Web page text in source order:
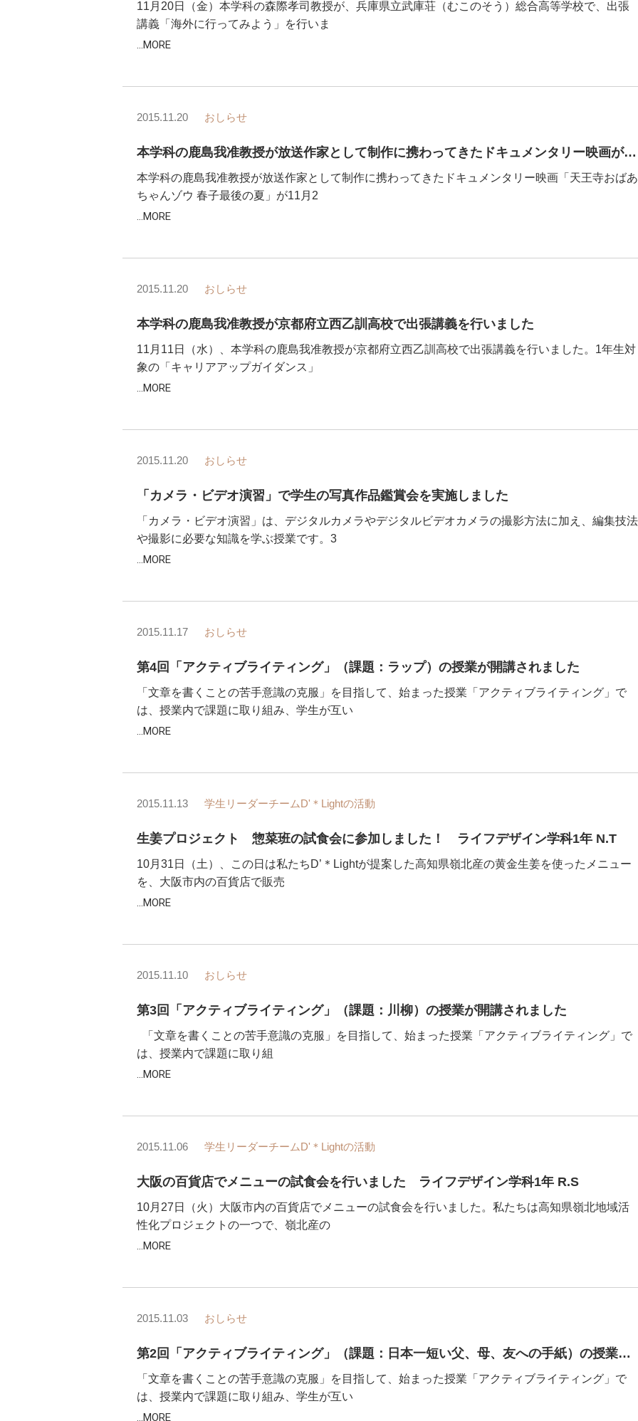
11月20日（金）本学科の森際孝司教授が、兵庫県立武庫荘（むこのそう）総合高等学校で、出張
講義「海外に行ってみよう」を行いま
...MORE
2015.11.20 おしらせ
本学科の鹿島我准教授が放送作家として制作に携わってきたドキュメンタリー映画が公開されます
本学科の鹿島我准教授が放送作家として制作に携わってきたドキュメンタリー映画「天王寺おばあ
ちゃんゾウ 春子最後の夏」が11月2
...MORE
2015.11.20 おしらせ
本学科の鹿島我准教授が京都府立西乙訓高校で出張講義を行いました
11月11日（水）、本学科の鹿島我准教授が京都府立西乙訓高校で出張講義を行いました。1年生対
象の「キャリアアップガイダンス」
...MORE
2015.11.20 おしらせ
「カメラ・ビデオ演習」で学生の写真作品鑑賞会を実施しました
「カメラ・ビデオ演習」は、デジタルカメラやデジタルビデオカメラの撮影方法に加え、編集技法
や撮影に必要な知識を学ぶ授業です。3
...MORE
2015.11.17 おしらせ
第4回「アクティブライティング」（課題：ラップ）の授業が開講されました
「文章を書くことの苦手意識の克服」を目指して、始まった授業「アクティブライティング」で
は、授業内で課題に取り組み、学生が互い
...MORE
2015.11.13 学生リーダーチームD'＊Lightの活動
生姜プロジェクト 惣菜班の試食会に参加しました！ ライフデザイン学科1年 N.T
10月31日（土）、この日は私たちD’＊Lightが提案した高知県嶺北産の黄金生姜を使ったメニュー
を、大阪市内の百貨店で販売
...MORE
2015.11.10 おしらせ
第3回「アクティブライティング」（課題：川柳）の授業が開講されました
「文章を書くことの苦手意識の克服」を目指して、始まった授業「アクティブライティング」で
は、授業内で課題に取り組
...MORE
2015.11.06 学生リーダーチームD'＊Lightの活動
大阪の百貨店でメニューの試食会を行いました ライフデザイン学科1年 R.S
10月27日（火）大阪市内の百貨店でメニューの試食会を行いました。私たちは高知県嶺北地域活
性化プロジェクトの一つで、嶺北産の
...MORE
2015.11.03 おしらせ
第2回「アクティブライティング」（課題：日本一短い父、母、友への手紙）の授業が開講されました
「文章を書くことの苦手意識の克服」を目指して、始まった授業「アクティブライティング」で
は、授業内で課題に取り組み、学生が互い
...MORE